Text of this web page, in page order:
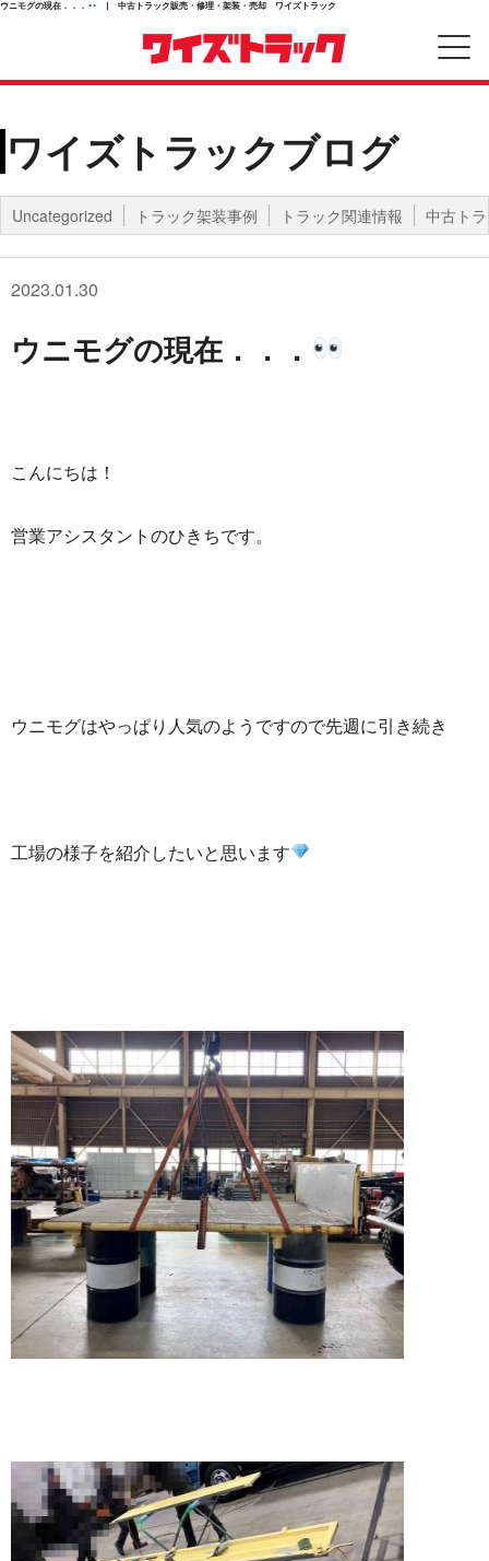
ウニモグの現在．．． | 中古トラック販売・修理・架装・売却 ワイズトラック
ワイズトラックブログ
Uncategorized トラック架装事例 トラック関連情報 中古ト
2023.01.30
ウニモグの現在．．．
こんにちは！
営業アシスタントのひきちです。
ウニモグはやっぱり人気のようですので先週に引き続き
工場の様子を紹介したいと思います